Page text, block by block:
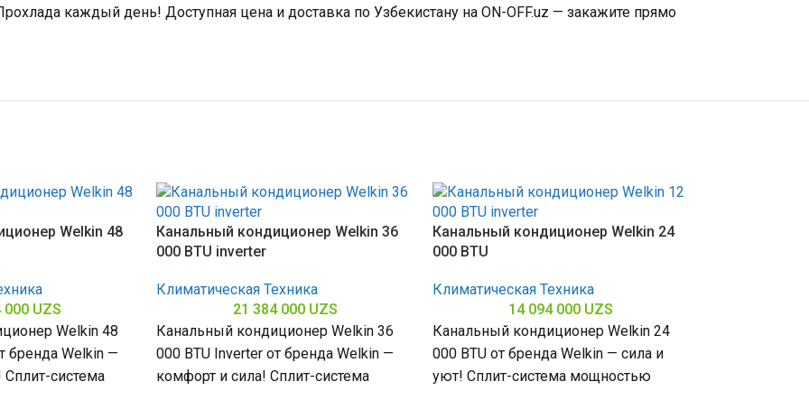
каждый день! Доступная цена и доставка по Узбекистану на ON-OFF.uz — закажите прямо
Welkin 48
000 UZS
Welkin 48
бренда Welkin —
Сплит-система
Канальный кондиционер Welkin 36
000 BTU inverter
Климатическая Техника
21 384 000 UZS
Канальный кондиционер Welkin 36
000 BTU Inverter от бренда Welkin —
комфорт и сила! Сплит-система
Канальный кондиционер Welkin 24
000 BTU
Климатическая Техника
14 094 000 UZS
Канальный кондиционер Welkin 24
000 BTU от бренда Welkin — сила и
уют! Сплит-система мощностью